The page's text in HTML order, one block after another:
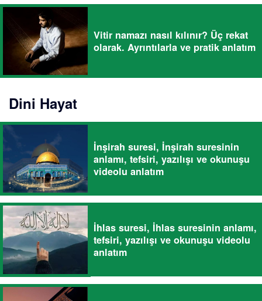
Vitir namazı nasıl kılınır? Üç rekat
olarak. Ayrıntılarla ve pratik anlatım
Dini Hayat
İnşirah suresi, İnşirah suresinin
anlamı, tefsiri, yazılışı ve okunuşu
videolu anlatım
İhlas suresi, İhlas suresinin anlamı,
tefsiri, yazılışı ve okunuşu videolu
anlatım